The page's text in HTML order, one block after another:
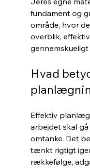
fundament og
område, hvor
overblik,
Hvad
Effektiv
arbejdet skal
omtanke. Det
tænkt rigtigt
rækkefølge,